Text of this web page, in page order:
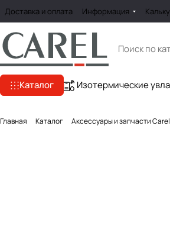
Доставка и оплата Информация
Каталог Изотермические
Главная Каталог Аксессуары и запчасти Carel